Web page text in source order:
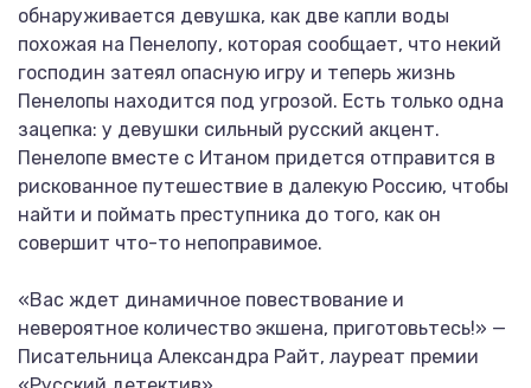
обнаруживается девушка, как две капли воды
похожая на Пенелопу, которая сообщает, что некий
господин затеял опасную игру и теперь жизнь
Пенелопы находится под угрозой. Есть только одна
зацепка: у девушки сильный русский акцент.
Пенелопе вместе с Итаном придется отправится в
рискованное путешествие в далекую Россию, чтобы
найти и поймать преступника до того, как он
совершит что-то непоправимое.
«Вас ждет динамичное повествование и
невероятное количество экшена, приготовьтесь!» —
Писательница Александра Райт, лауреат премии